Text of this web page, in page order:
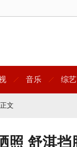
音乐 综艺
文
照 舒淇挡